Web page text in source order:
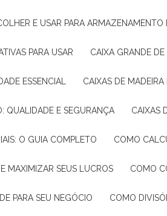
E USAR PARA ARMAZENAMENTO
PARA USAR CAIXA GRANDE
ESSENCIAL CAIXAS DE
QUALIDADE E SEGURANÇA
O GUIA COMPLETO COMO
MAXIMIZAR SEUS LUCROS COMO
PARA SEU NEGÓCIO COMO